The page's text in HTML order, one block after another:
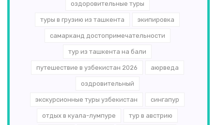
оздоровительные туры
туры в грузию из ташкента экипировка
самарканд достопримечательности
тур из ташкента на бали
путешествие в узбекистан 2026 аюрведа
оздровительный
экскурсионные туры узбекистан сингапур
отдых в куала-лумпуре тур в австрию